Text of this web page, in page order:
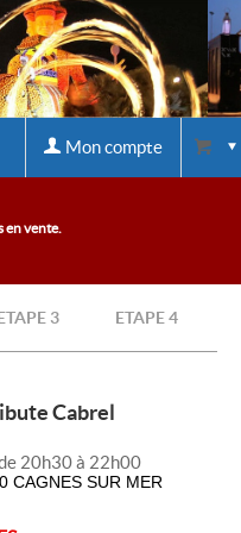
Mon compte
en vente.
3 ETAPE 4
Cabrel
20h30 à 22h00
CAGNES SUR MER